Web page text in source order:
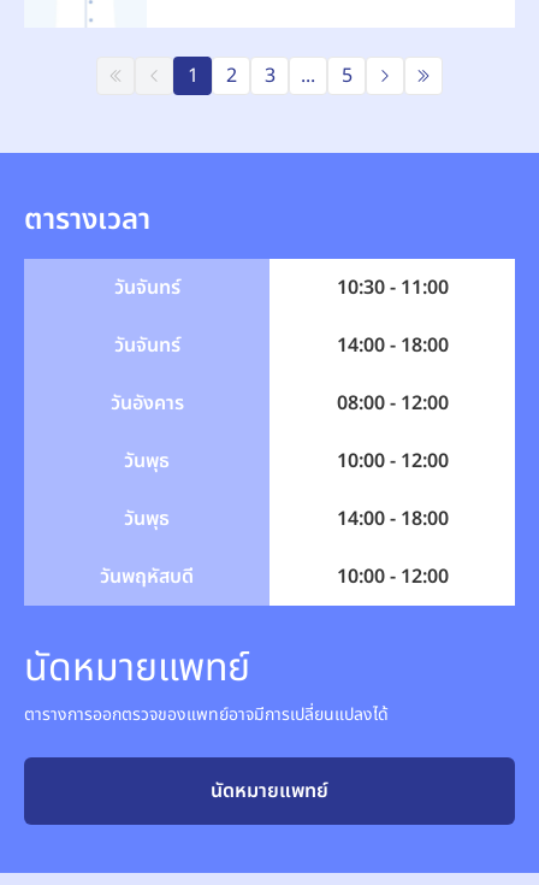
1 2 3 ... 5
ตารางเวลา
วันจันทร์
10:30 - 11:00
วันจันทร์
14:00 - 18:00
วันอังคาร
08:00 - 12:00
วันพุธ
10:00 - 12:00
วันพุธ
14:00 - 18:00
วันพฤหัสบดี
10:00 - 12:00
นัดหมายแพทย์
ตารางการออกตรวจของแพทย์อาจมีการเปลี่ยนแปลงได้
นัดหมายแพทย์